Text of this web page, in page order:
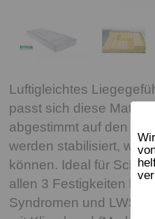
Luftigleichtes
passt sich diese
abgestimmt auf den
werden stabilisiert,
können. Ideal für
allen 3 Festigkeiten
Syndromen und LWS-